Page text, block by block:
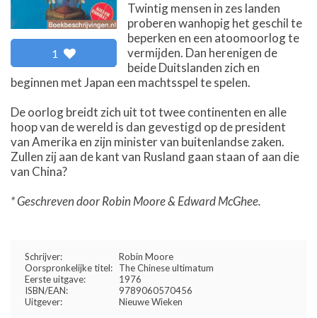
1
Twintig mensen in zes landen
proberen wanhopig het geschil te
beperken en een atoomoorlog te
vermijden. Dan herenigen de
beide Duitslanden zich en
beginnen met Japan een machtsspel te spelen.
De oorlog breidt zich uit tot twee continenten en alle
hoop van de wereld is dan gevestigd op de president
van Amerika en zijn minister van buitenlandse zaken.
Zullen zij aan de kant van Rusland gaan staan of aan die
van China?
* Geschreven door Robin Moore & Edward McGhee.
Schrijver:
Robin Moore
Oorspronkelijke titel:
The Chinese ultimatum
Eerste uitgave:
1976
ISBN/EAN:
9789060570456
Uitgever:
Nieuwe Wieken